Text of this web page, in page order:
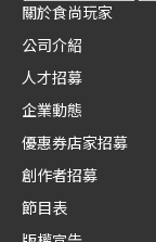
關於食尚玩家
公司介紹
人才招募
企業動態
優惠券店家招募
創作者招募
節目表